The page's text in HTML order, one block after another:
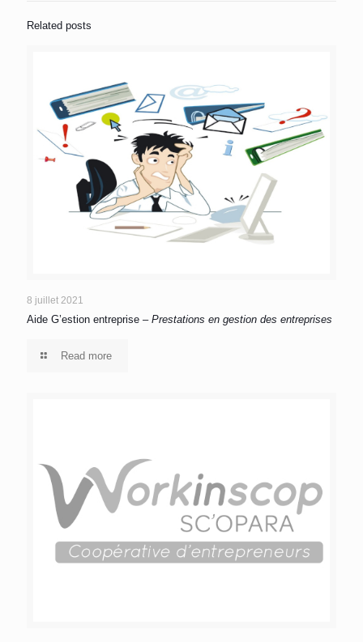
Related posts
8 juillet 2021
Aide G’estion entreprise – Prestations en gestion des entreprises
Read more